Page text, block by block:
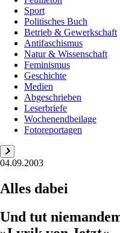
Sport
Politisches Buch
Betrieb & Gewerkschaft
Antifaschismus
Natur & Wissenschaft
Feminismus
Geschichte
Medien
Abgeschrieben
Leserbriefe
Wochenendbeilage
Fotoreportagen
04.09.2003
Alles dabei
Und tut